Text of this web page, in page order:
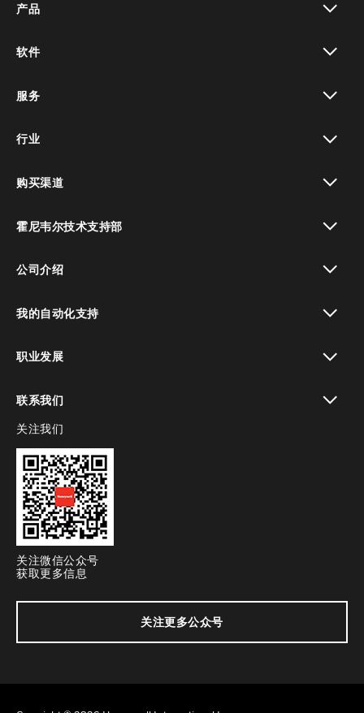
产品
软件
服务
行业
购买渠道
霍尼韦尔技术支持部
公司介绍
我的自动化支持
职业发展
联系我们
toggle view
关注我们
关注微信公众号
获取更多信息
关注更多公众号